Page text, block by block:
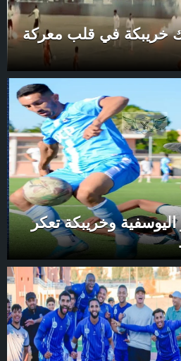
خريبكة في قلب معركة
وخريبكة تعكر